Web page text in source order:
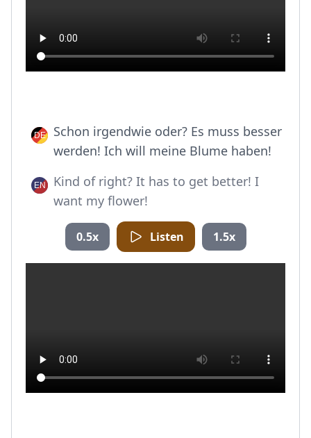
Schon irgendwie oder? Es muss besser
werden! Ich will meine Blume haben!
Kind of right? It has to get better! I
want my flower!
0.5x Listen 1.5x